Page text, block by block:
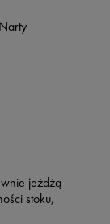
jeżdżą
stoku,